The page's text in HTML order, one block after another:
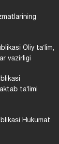
Oliy taʼlim,
vazirligi
taʼlimi
Hukumat